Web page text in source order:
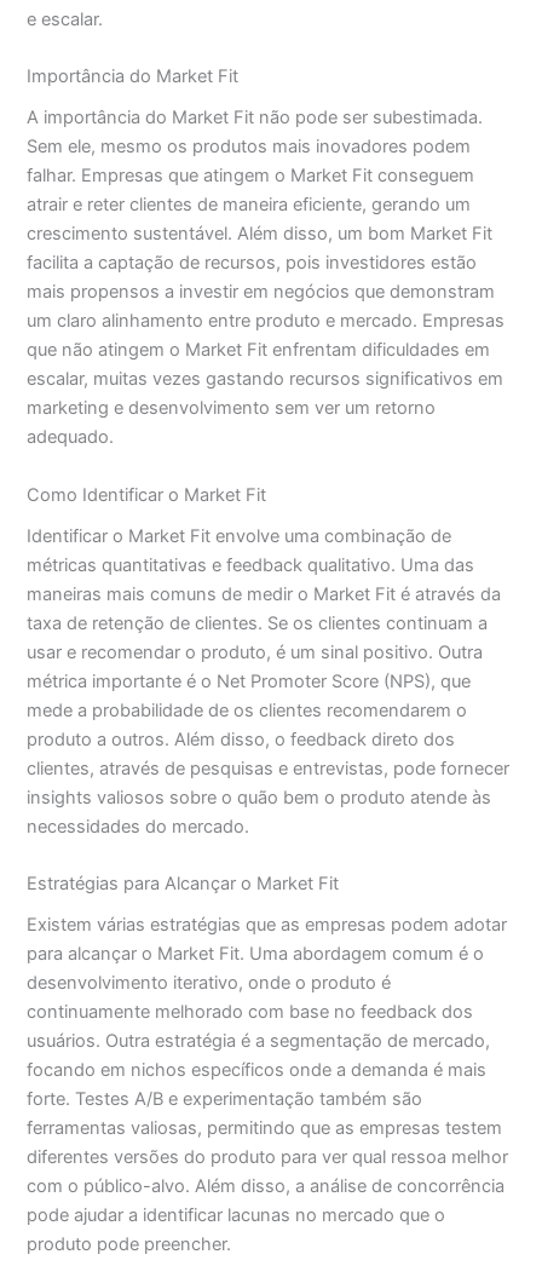
e escalar.
Importância do Market Fit
A importância do Market Fit não pode ser subestimada.
Sem ele, mesmo os produtos mais inovadores podem
falhar. Empresas que atingem o Market Fit conseguem
atrair e reter clientes de maneira eficiente, gerando um
crescimento sustentável. Além disso, um bom Market Fit
facilita a captação de recursos, pois investidores estão
mais propensos a investir em negócios que demonstram
um claro alinhamento entre produto e mercado. Empresas
que não atingem o Market Fit enfrentam dificuldades em
escalar, muitas vezes gastando recursos significativos em
marketing e desenvolvimento sem ver um retorno
adequado.
Como Identificar o Market Fit
Identificar o Market Fit envolve uma combinação de
métricas quantitativas e feedback qualitativo. Uma das
maneiras mais comuns de medir o Market Fit é através da
taxa de retenção de clientes. Se os clientes continuam a
usar e recomendar o produto, é um sinal positivo. Outra
métrica importante é o Net Promoter Score (NPS), que
mede a probabilidade de os clientes recomendarem o
produto a outros. Além disso, o feedback direto dos
clientes, através de pesquisas e entrevistas, pode fornecer
insights valiosos sobre o quão bem o produto atende às
necessidades do mercado.
Estratégias para Alcançar o Market Fit
Existem várias estratégias que as empresas podem adotar
para alcançar o Market Fit. Uma abordagem comum é o
desenvolvimento iterativo, onde o produto é
continuamente melhorado com base no feedback dos
usuários. Outra estratégia é a segmentação de mercado,
focando em nichos específicos onde a demanda é mais
forte. Testes A/B e experimentação também são
ferramentas valiosas, permitindo que as empresas testem
diferentes versões do produto para ver qual ressoa melhor
com o público-alvo. Além disso, a análise de concorrência
pode ajudar a identificar lacunas no mercado que o
produto pode preencher.